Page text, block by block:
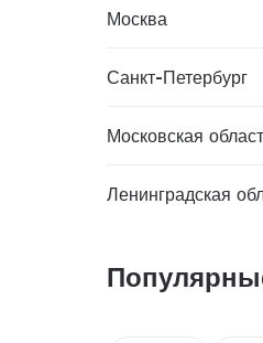
Москва
Санкт-Петербург
Московская
Ленинградская